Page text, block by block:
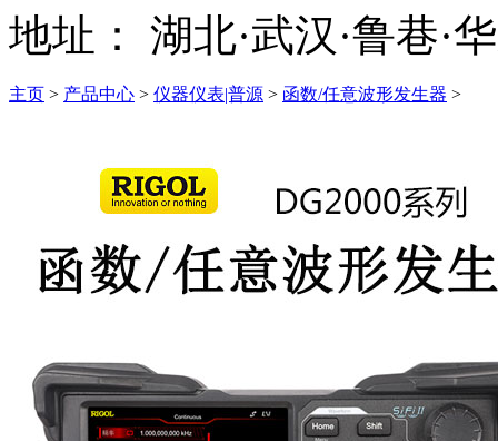
地址： 湖北·武汉·鲁巷·
主页 > 产品中心 > 仪器仪表|普源 > 函数/任意波形发生器 >